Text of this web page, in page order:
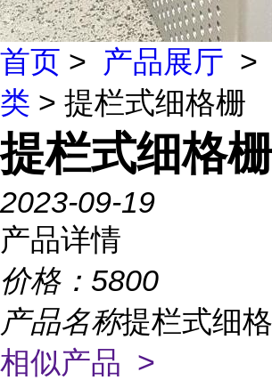
首页 > 产品展厅 >
类 > 提栏式细格栅
提栏式细格栅
2023-09-19
产品详情
价格： 5800
产品名称提栏式细
相似产品 >